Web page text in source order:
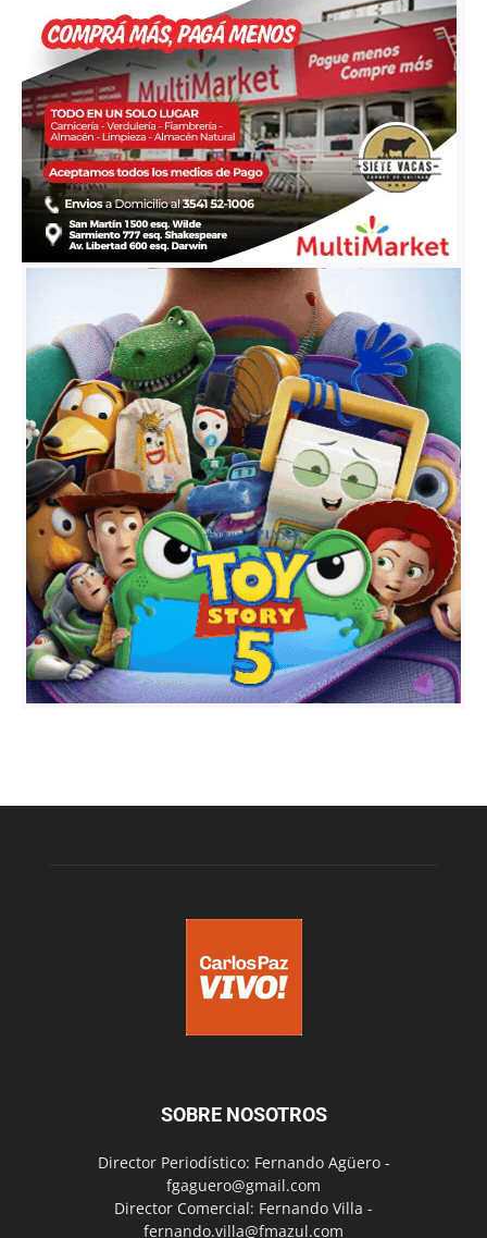
SOBRE NOSOTROS
Director Periodístico: Fernando Agüero -
fgaguero@gmail.com
Director Comercial: Fernando Villa -
fernando.villa@fmazul.com